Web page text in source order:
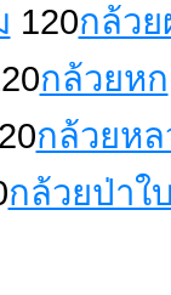
120กล้วย
กล้วยหก
กล้วยหล
กล้วยป่าใ